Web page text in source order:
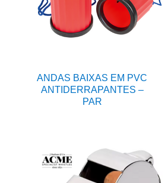
ANDAS BAIXAS EM PVC
ANTIDERRAPANTES –
PAR